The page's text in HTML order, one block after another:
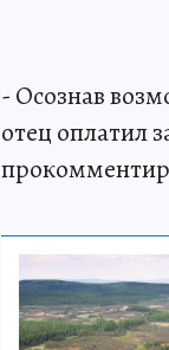
- Осознав
отец оплатил